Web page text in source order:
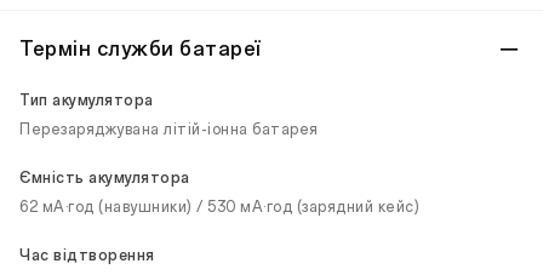
Термін служби батареї
Тип акумулятора
Перезаряджувана літій-іонна батарея
Ємність акумулятора
62 мА·год (навушники) / 530 мА·год (зарядний кейс)
Час відтворення